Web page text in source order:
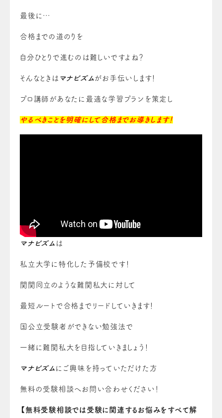
最後に…
合格までの道のりを
自分ひとりで進むのは難しいですよね？
そんなときは マナビズム がお手伝いします！
プロ講師があなたに最適な学習プランを策定し
やるべきことを明確にして合格までお導きします！
マナビズム は
私立大学に特化した予備校です！
関関同立のような難関私大に対して
最短ルートで合格までリードしていきます！
国公立受験者ができない勉強法で
一緒に難関私大を目指していきましょう！
マナビズム にご興味を持っていただけた方
無料の受験相談へお問い合わせください！
【無料受験相談では受験に関連するお悩みをすべて解